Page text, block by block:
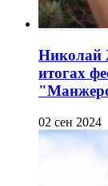
Николай
итогах
02 сен 2024